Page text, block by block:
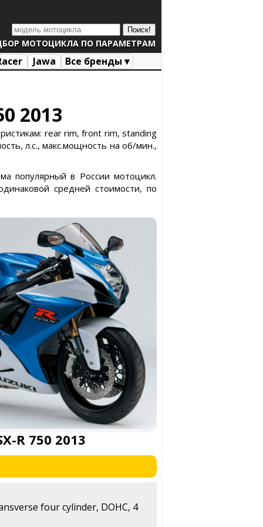
МОТОЦИКЛА ПО ПАРАМЕТРАМ
Jawa Все бренды ▾
2013
rear rim, front rim, standing
л.с., макс.мощность на об/мин.,
популярный в России мотоцикл.
средней стоимости, по
R 750 2013
four cylinder, DOHC, 4